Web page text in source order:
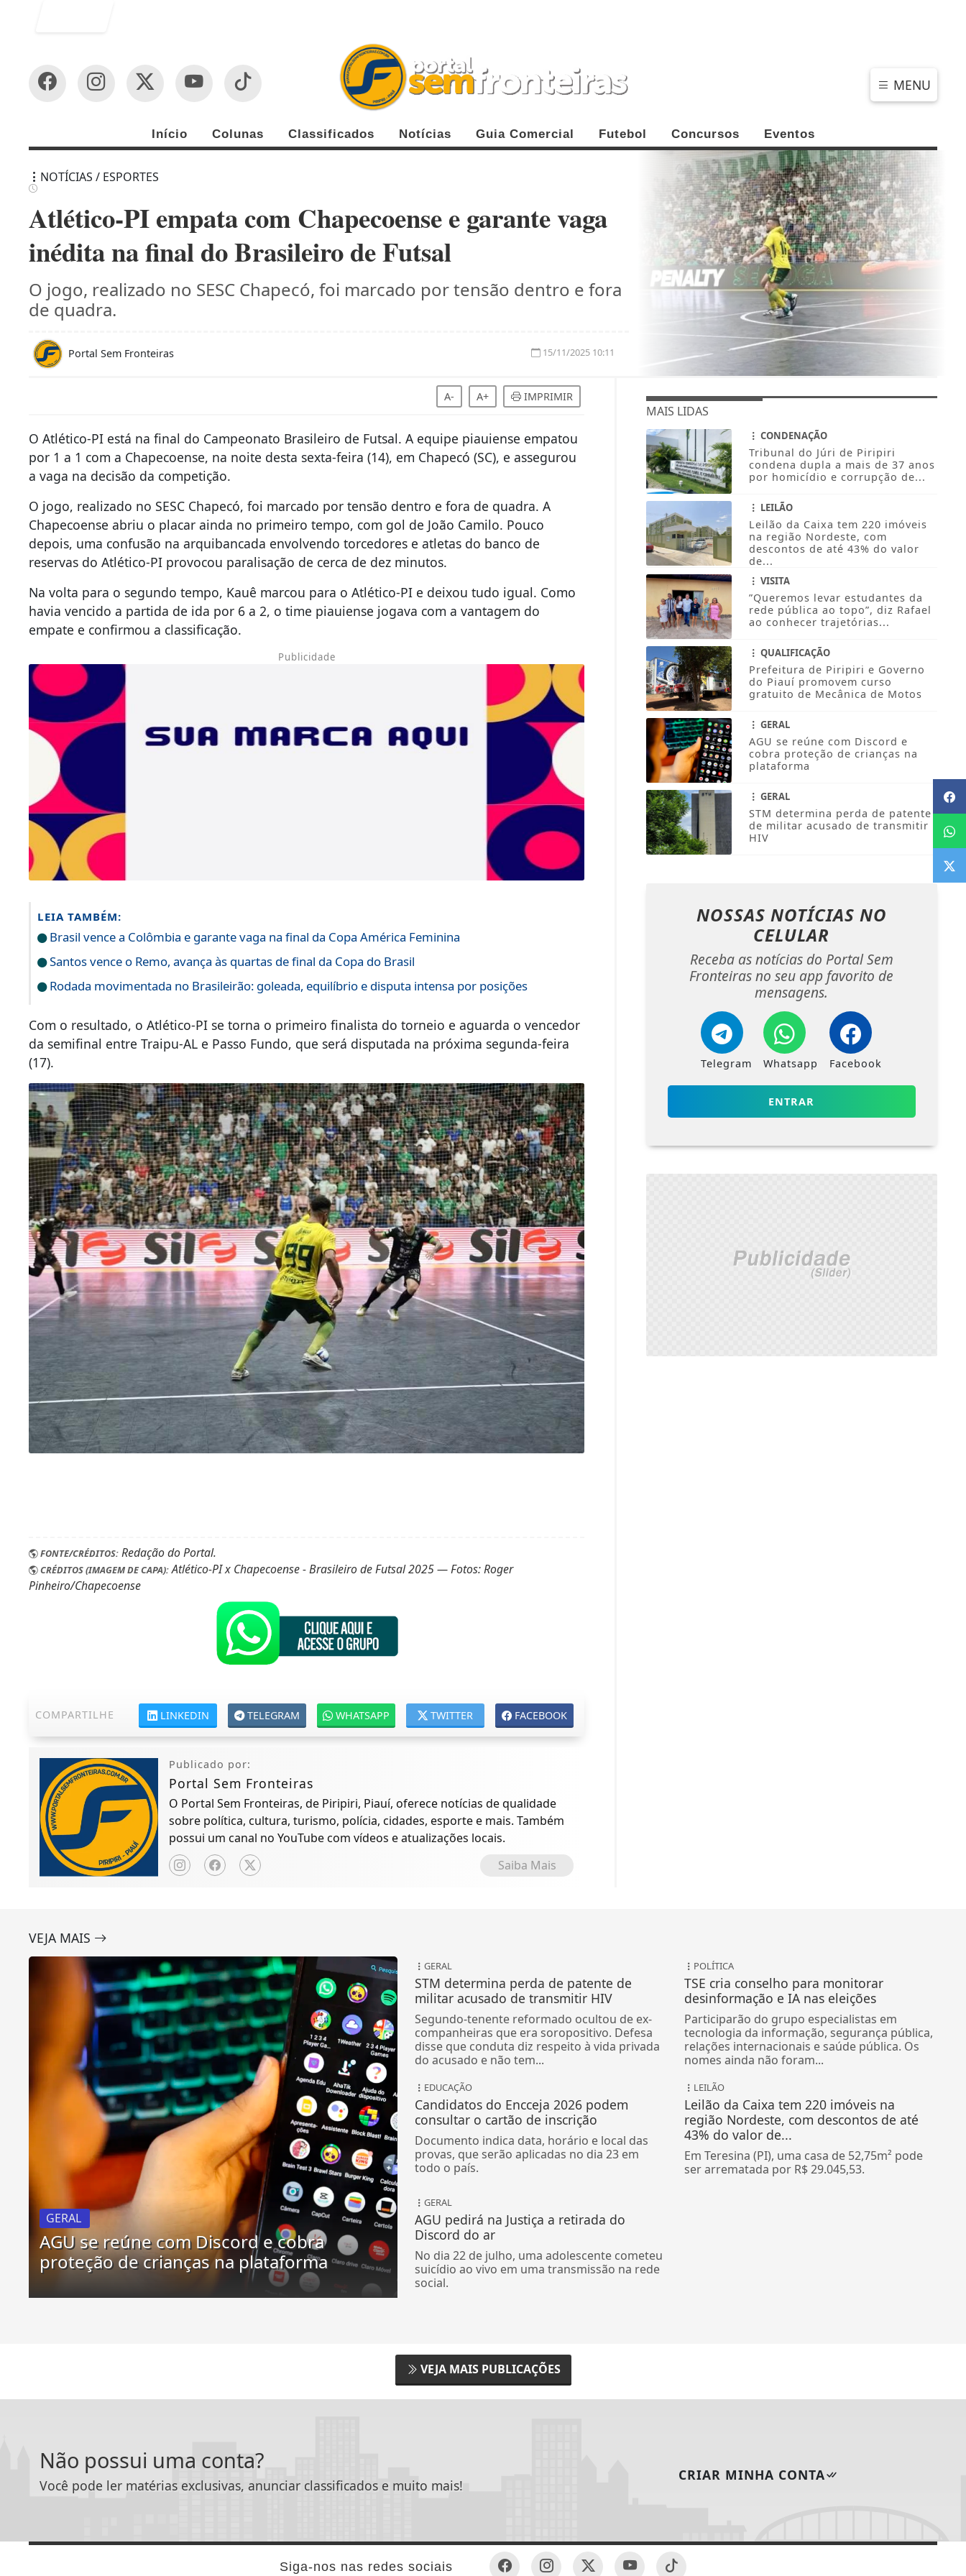
MENU
Início Colunas Classificados Notícias Guia Comercial Futebol Concursos Eventos
NOTÍCIAS / ESPORTES
Atlético-PI empata com Chapecoense e garante vaga
inédita na final do Brasileiro de Futsal
O jogo, realizado no SESC Chapecó, foi marcado por tensão dentro e fora
de quadra.
Portal Sem Fronteiras 15/11/2025 10:11
A- A+ IMPRIMIR
O Atlético-PI está na final do Campeonato Brasileiro de Futsal. A equipe piauiense empatou
por 1 a 1 com a Chapecoense, na noite desta sexta-feira (14), em Chapecó (SC), e assegurou
a vaga na decisão da competição.
O jogo, realizado no SESC Chapecó, foi marcado por tensão dentro e fora de quadra. A
Chapecoense abriu o placar ainda no primeiro tempo, com gol de João Camilo. Pouco
depois, uma confusão na arquibancada envolvendo torcedores e atletas do banco de
reservas do Atlético-PI provocou paralisação de cerca de dez minutos.
Na volta para o segundo tempo, Kauê marcou para o Atlético-PI e deixou tudo igual. Como
havia vencido a partida de ida por 6 a 2, o time piauiense jogava com a vantagem do
empate e confirmou a classificação.
Publicidade
LEIA TAMBÉM:
Brasil vence a Colômbia e garante vaga na final da Copa América Feminina
Santos vence o Remo, avança às quartas de final da Copa do Brasil
Rodada movimentada no Brasileirão: goleada, equilíbrio e disputa intensa por posições
Com o resultado, o Atlético-PI se torna o primeiro finalista do torneio e aguarda o vencedor
da semifinal entre Traipu-AL e Passo Fundo, que será disputada na próxima segunda-feira
(17).
FONTE/CRÉDITOS: Redação do Portal.
CRÉDITOS (IMAGEM DE CAPA):Atlético-PI x Chapecoense - Brasileiro de Futsal 2025 — Fotos: Roger
Pinheiro/Chapecoense
COMPARTILHE FACEBOOK
TWITTER
WHATSAPP
TELEGRAM
LINKEDIN
Publicado por:
Portal Sem Fronteiras
O Portal Sem Fronteiras, de Piripiri, Piauí, oferece notícias de qualidade
sobre política, cultura, turismo, polícia, cidades, esporte e mais. Também
possui um canal no YouTube com vídeos e atualizações locais.
Saiba Mais
MAIS LIDAS
CONDENAÇÃO
Tribunal do Júri de Piripiri
condena dupla a mais de 37 anos
por homicídio e corrupção de...
LEILÃO
Leilão da Caixa tem 220 imóveis
na região Nordeste, com
descontos de até 43% do valor
de...
VISITA
”Queremos levar estudantes da
rede pública ao topo”, diz Rafael
ao conhecer trajetórias...
QUALIFICAÇÃO
Prefeitura de Piripiri e Governo
do Piauí promovem curso
gratuito de Mecânica de Motos
GERAL
AGU se reúne com Discord e
cobra proteção de crianças na
plataforma
GERAL
STM determina perda de patente
de militar acusado de transmitir
HIV
NOSSAS NOTÍCIAS NO
CELULAR
Receba as notícias do Portal Sem
Fronteiras no seu app favorito de
mensagens.
Telegram Whatsapp Facebook
ENTRAR
VEJA MAIS
GERAL
AGU se reúne com Discord e cobra
proteção de crianças na plataforma
GERAL
STM determina perda de patente de
militar acusado de transmitir HIV
Segundo-tenente reformado ocultou de ex-
companheiras que era soropositivo. Defesa
disse que conduta diz respeito à vida privada
do acusado e não tem...
POLÍTICA
TSE cria conselho para monitorar
desinformação e IA nas eleições
Participarão do grupo especialistas em
tecnologia da informação, segurança pública,
relações internacionais e saúde pública. Os
nomes ainda não foram...
EDUCAÇÃO
Candidatos do Encceja 2026 podem
consultar o cartão de inscrição
Documento indica data, horário e local das
provas, que serão aplicadas no dia 23 em
todo o país.
LEILÃO
Leilão da Caixa tem 220 imóveis na
região Nordeste, com descontos de até
43% do valor de...
Em Teresina (PI), uma casa de 52,75m² pode
ser arrematada por R$ 29.045,53.
GERAL
AGU pedirá na Justiça a retirada do
Discord do ar
No dia 22 de julho, uma adolescente cometeu
suicídio ao vivo em uma transmissão na rede
social.
VEJA MAIS PUBLICAÇÕES
Não possui uma conta?
Você pode ler matérias exclusivas, anunciar classificados e muito mais!
CRIAR MINHA CONTA
Siga-nos nas redes sociais